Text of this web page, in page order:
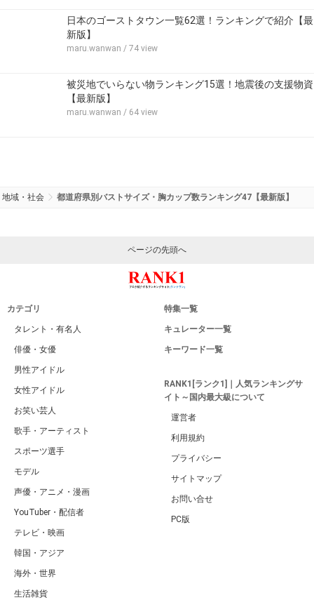
日本のゴーストタウン一覧62選！ランキングで紹介【最
新版】
maru.wanwan / 74 view
被災地でいらない物ランキング15選！地震後の支援物資
【最新版】
maru.wanwan / 64 view
地域・社会 都道府県別バストサイズ・胸カップ数ランキング47【最新版】
ページの先頭へ
カテゴリ
タレント・有名人
俳優・女優
男性アイドル
女性アイドル
お笑い芸人
歌手・アーティスト
スポーツ選手
モデル
声優・アニメ・漫画
YouTuber・配信者
テレビ・映画
韓国・アジア
海外・世界
生活雑貨
特集一覧
キュレーター一覧
キーワード一覧
RANK1[ランク1]｜人気ランキングサ
イト～国内最大級について
運営者
利用規約
プライバシー
サイトマップ
お問い合せ
PC版